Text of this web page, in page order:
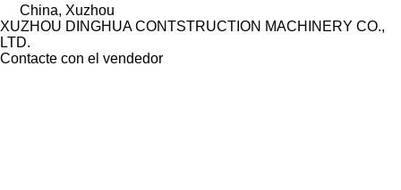
China, Xuzhou
XUZHOU DINGHUA CONTSTRUCTION MACHINERY CO.,
LTD.
Contacte con el vendedor